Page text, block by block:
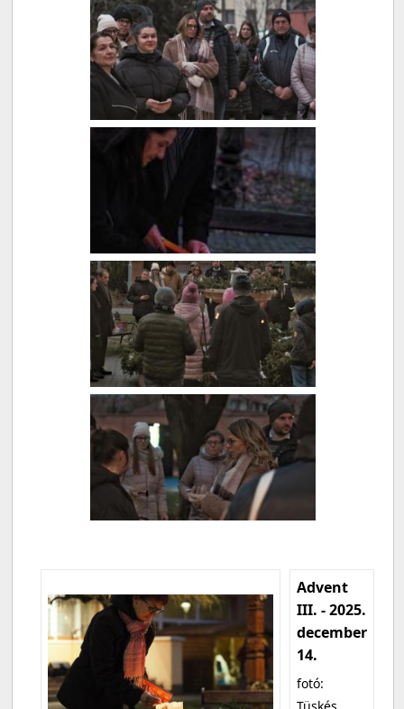
Advent
III. - 2025.
december
14.
fotó: